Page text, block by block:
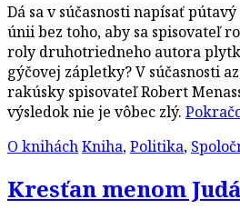
Dá sa v súčasnosti napísať
únii bez toho, aby sa spisovateľ
roly druhotriedneho autora
gýčovej zápletky? V súčasnosti
rakúsky spisovateľ Robert
výsledok nie je vôbec zlý.
O kniháchKniha,Politika,
Kresťan menom